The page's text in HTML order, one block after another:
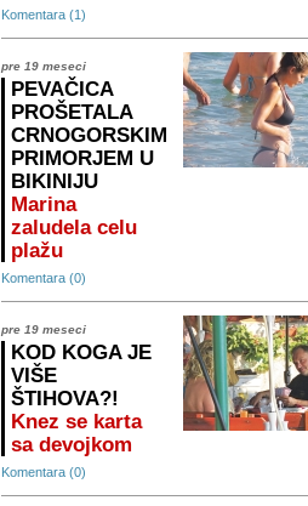
Komentara (1)
pre 19 meseci
PEVAČICA
PROŠETALA
CRNOGORSKIM
PRIMORJEM U
BIKINIJU
Marina
zaludela celu
plažu
Komentara (0)
pre 19 meseci
KOD KOGA JE
VIŠE
ŠTIHOVA?!
Knez se karta
sa devojkom
Komentara (0)